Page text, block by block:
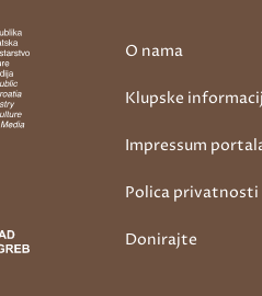
O nama
Klupske
Impressum
Polica privatnosti
Donirajte